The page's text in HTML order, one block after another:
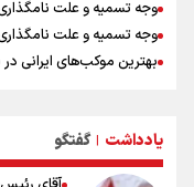
وجه تسمیه و علت
وجه تسمیه و علت
بهترین موکب‌های ایرانی در
۲۰ نکته دوستانه درباره پیاده روی اربعین و عراقی ها
یادداشت | گفتگو